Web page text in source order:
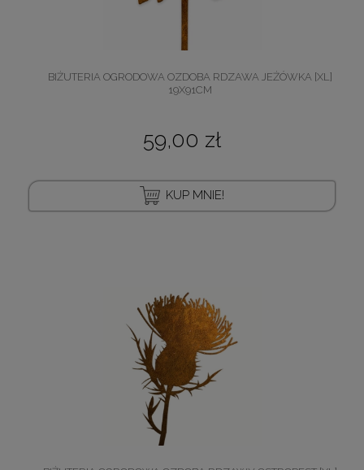
BIŻUTERIA OGRODOWA OZDOBA RDZAWA JEŻÓWKA [XL]
19X91CM
59,00 zł
KUP MNIE!